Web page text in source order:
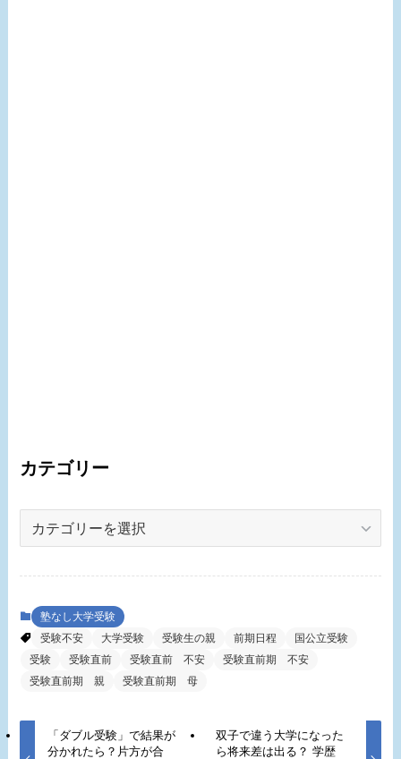
カテゴリー
ー 塾なし大学受験
受験不安
大学受験 受験生の親 前期日程
国公立受験
受験
受験直前 受験直前 不安
受験直前期 不安
受験直前期 親
受験直前期 母
「ダブル受験」で結果が
分かれたら？片方が合
双子で違う大学になった
ら将来差は出る？ 学歴